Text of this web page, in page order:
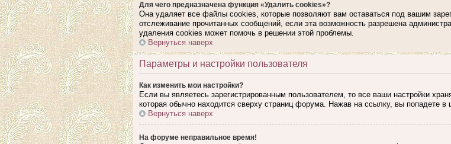
Для чего предназначена функция «Удалить cookies»?
Она удаляет все файлы cookies, которые позволяют вам оставаться под вашим
отслеживание прочитанных сообщений, если эта возможность разрешена
удаления cookies может помочь в решении этой проблемы.
Вернуться наверх
Параметры и настройки пользователя
Как изменить мои настройки?
Если вы являетесь зарегистрированным пользователем, то все ваши настройки
которая обычно находится сверху страниц форума. Нажав на ссылку, вы попадете в
Вернуться наверх
На форуме неправильное время!